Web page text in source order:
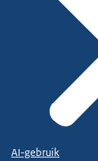
AI-gebruik